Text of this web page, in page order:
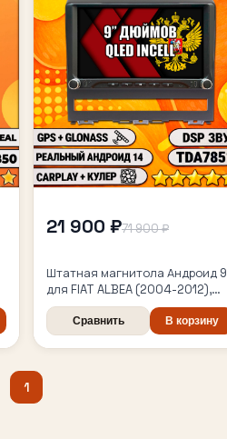
21 900 ₽71 900 ₽
Штатная магнитола Андроид 9
для FIAT ALBEA (2004-2012),
4/64гб, DSP, Topway TS105,
беспроводной CarPlay и
Android Auto, GPS и ГЛОНАСС
Сравнить В корзину
1